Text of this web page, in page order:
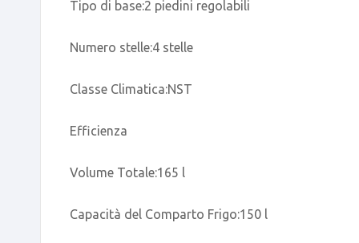
Tipo di base:2 piedini regolabili
Numero stelle:4 stelle
Classe Climatica:NST
Efficienza
Volume Totale:165 l
Capacità del Comparto Frigo:150 l